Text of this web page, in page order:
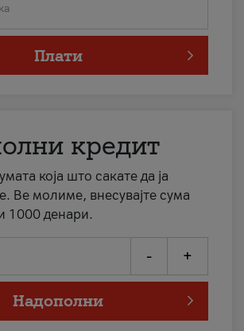
Плати
кредит
која што сакате да ја
Ве молиме, внесувајте сума
1000 денари.
- +
Надополни